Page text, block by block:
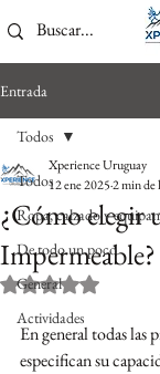
Entrada
Todos
Ropa, calzado y
De todo un poco
General
Actividades
Todos
¿Cómo elegir
Impermeable?
Xperience Uruguay
12 ene 20252 min de
Obtuvo NaN de 5
En general todas las
especifican su